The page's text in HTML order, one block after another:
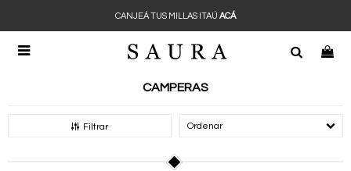

CANJEÁ TUS MILLAS ITAÚ ACÁ
CAMPERAS
Filtrar Recomendados